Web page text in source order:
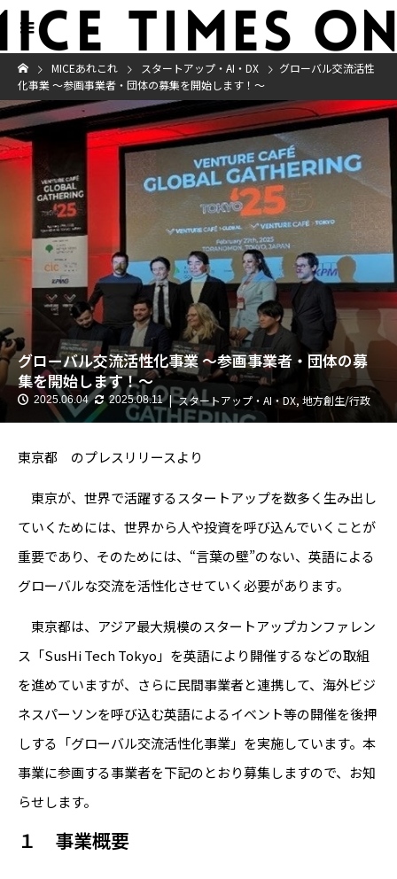
MICEあれこれ スタートアップ・AI・DX
グローバル交流活性
化事業 ～参画事業者・団体の募集を開始します！～
グローバル交流活性化事業 ～参画事業者・団体の募
集を開始します！～
2025.06.04 2025.08.11 スタートアップ・AI・DX, 地方創生/行政
東京都 のプレスリリースより
東京が、世界で活躍するスタートアップを数多く生み出し
ていくためには、世界から人や投資を呼び込んでいくことが
重要であり、そのためには、“言葉の壁”のない、英語による
グローバルな交流を活性化させていく必要があります。
東京都は、アジア最大規模のスタートアップカンファレン
ス「SusHi Tech Tokyo」を英語により開催するなどの取組
を進めていますが、さらに民間事業者と連携して、海外ビジ
ネスパーソンを呼び込む英語によるイベント等の開催を後押
しする「グローバル交流活性化事業」を実施しています。本
事業に参画する事業者を下記のとおり募集しますので、お知
らせします。
１ 事業概要